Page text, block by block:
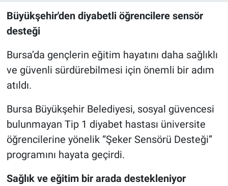
Büyükşehir'den diyabetli öğrencilere sensör
desteği
Bursa’da gençlerin eğitim hayatını daha sağlıklı
ve güvenli sürdürebilmesi için önemli bir adım
atıldı.
Bursa Büyükşehir Belediyesi, sosyal güvencesi
bulunmayan Tip 1 diyabet hastası üniversite
öğrencilerine yönelik “Şeker Sensörü Desteği”
programını hayata geçirdi.
Sağlık ve eğitim bir arada destekleniyor
Magazin
Yaşam
Nöbetçi Eczaneler